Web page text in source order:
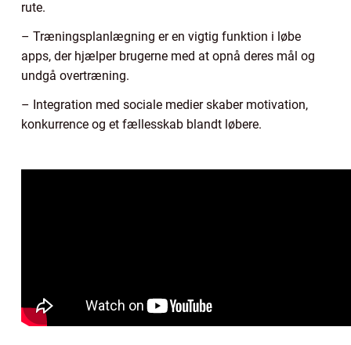
rute.
– Træningsplanlægning er en vigtig funktion i løbe
apps, der hjælper brugerne med at opnå deres mål og
undgå overtræning.
– Integration med sociale medier skaber motivation,
konkurrence og et fællesskab blandt løbere.